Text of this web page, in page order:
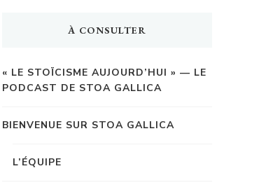
À CONSULTER
« LE STOÏCISME AUJOURD’HUI » — LE
PODCAST DE STOA GALLICA
BIENVENUE SUR STOA GALLICA
L’ÉQUIPE